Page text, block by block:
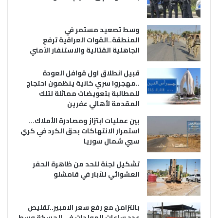
وسط تصعيد مستمر في
المنطقة..القوات العراقية ترفع
الجاهلية القتالية والاستنفار الأمني
قبيل انطلاق اول قوافل العودة
..مهجروا سري كانية ينظمون احتجاج
للمطالبة بتعويضات مماثلة لتلك
المقدمة لأهالي عفرين
بين عمليات ابتزاز ومصادرة الأملاك…
استمرار الانتهاكات بحق الكرد في كري
سبي شمال سوريا
تشكيل لجنة للحد من ظاهرة الحفر
العشوائي للآبار في قامشلو
بالتزامن مع رفع سعر الامبير..تقليص